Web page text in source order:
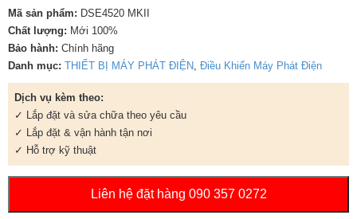
Mã sản phẩm: DSE4520 MKII
Chất lượng: Mới 100%
Bảo hành: Chính hãng
Danh mục: THIẾT BỊ MÁY PHÁT ĐIỆN, Điều Khiển Máy Phát Điện
Dịch vụ kèm theo:
✓ Lắp đặt và sửa chữa theo yêu cầu
✓ Lắp đặt & vận hành tận nơi
✓ Hỗ trợ kỹ thuật
Liên hệ đặt hàng 090 357 0272